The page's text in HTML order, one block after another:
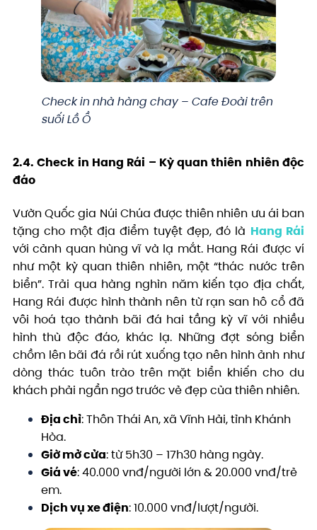
Check in nhà hàng chay – Cafe Đoài trên
suối Lồ Ồ
2.4. Check in Hang Rái – Kỳ quan thiên nhiên độc
đáo
Vườn Quốc gia Núi Chúa được thiên nhiên ưu ái ban
tặng cho một địa điểm tuyệt đẹp, đó là Hang Rái
với cảnh quan hùng vĩ và lạ mắt. Hang Rái được ví
như một kỳ quan thiên nhiên, một “thác nước trên
biển”. Trải qua hàng nghìn năm kiến tạo địa chất,
Hang Rái được hình thành nên từ rạn san hô cổ đã
vôi hoá tạo thành bãi đá hai tầng kỳ vĩ với nhiều
hình thù độc đáo, khác lạ. Những đợt sóng biển
chồm lên bãi đá rồi rút xuống tạo nên hình ảnh như
dòng thác tuôn trào trên mặt biển khiến cho du
khách phải ngẩn ngơ trước vẻ đẹp của thiên nhiên.
Địa chỉ: Thôn Thái An, xã Vĩnh Hải, tỉnh Khánh
Hòa.
Giờ mở cửa: từ 5h30 – 17h30 hàng ngày.
Giá vé: 40.000 vnđ/người lớn & 20.000 vnđ/trẻ
em.
Dịch vụ xe điện: 10.000 vnđ/lượt/người.